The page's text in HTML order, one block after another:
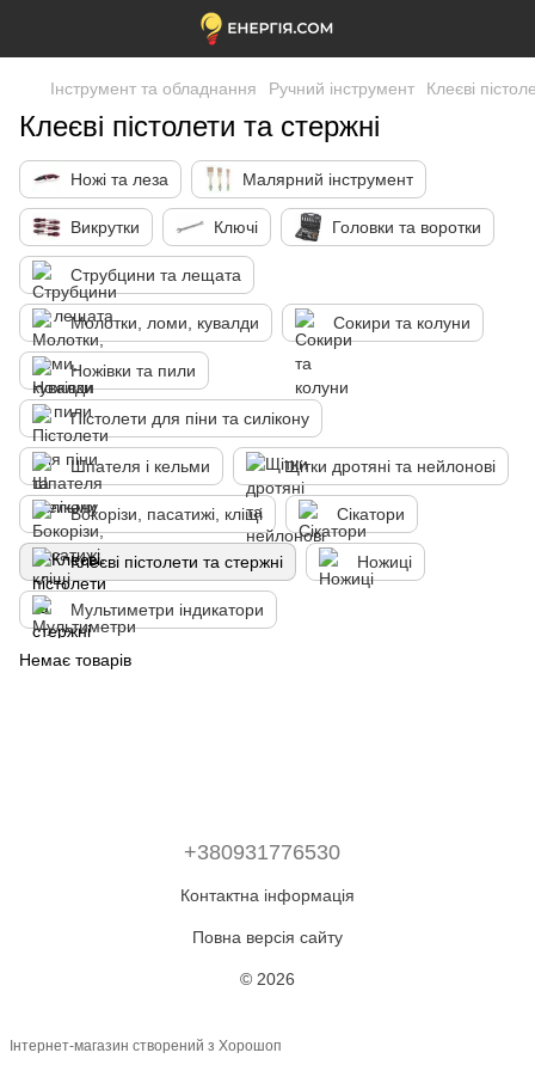
Інструмент та обладнання Ручний інструмент Клеєві
Клеєві пістолети та стержні
Ножі та леза Малярний інструмент
Викрутки Ключі Головки та воротки
Струбцини та лещата
Молотки, ломи, кувалди Сокири та колуни
Ножівки та пили
Пістолети для піни та силікону
Шпателя і кельми Щітки дротяні та нейлонові
Бокорізи, пасатижі, кліщі Сікатори
Клеєві пістолети та стержні Ножиці
Мультиметри індикатори
Немає товарів
+380931776530
Контактна інформація
Повна версія сайту
© 2026
Інтернет-магазин створений з Хорошоп